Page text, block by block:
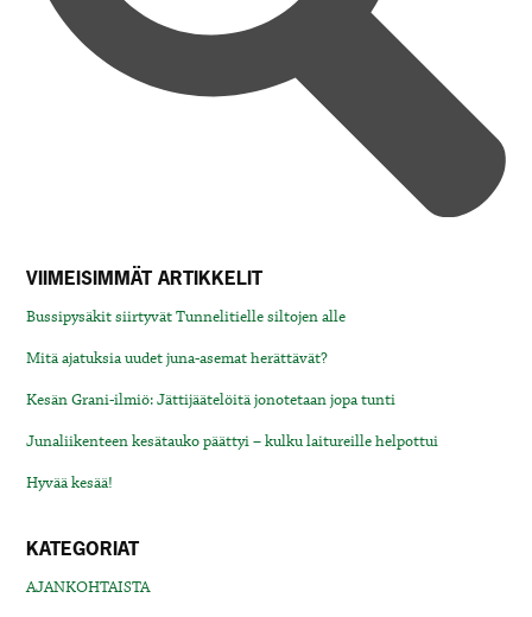
VIIMEISIMMÄT ARTIKKELIT
Bussipysäkit siirtyvät Tunnelitielle siltojen alle
Mitä ajatuksia uudet juna-asemat herättävät?
Kesän Grani-ilmiö: Jättijäätelöitä jonotetaan jopa tunti
Junaliikenteen kesätauko päättyi – kulku laitureille helpottui
Hyvää kesää!
KATEGORIAT
AJANKOHTAISTA